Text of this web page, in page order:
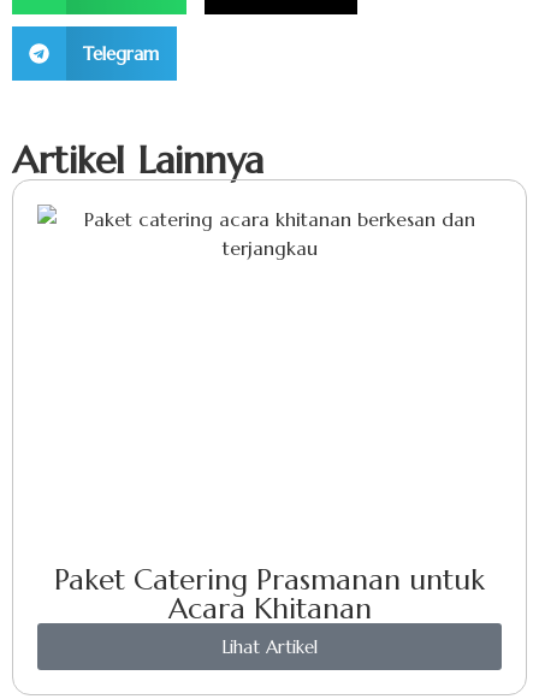
Telegram
Artikel Lainnya
Paket Catering Prasmanan untuk
Acara Khitanan
Lihat Artikel